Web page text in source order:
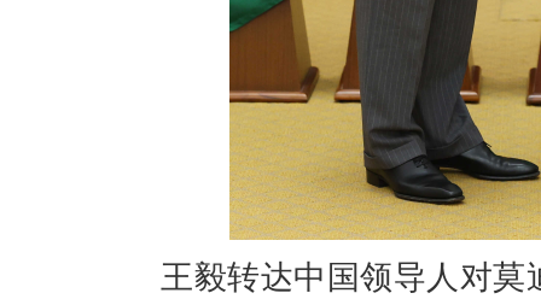
王毅转达中国领导人对莫